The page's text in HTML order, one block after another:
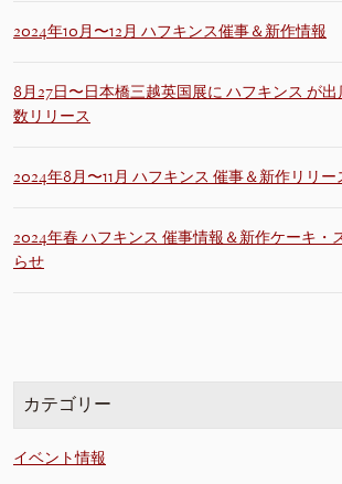
2024年10月〜12月 ハフキンス催事＆新作情報
8月27日〜日本橋三越英国展に ハフキンス が
数リリース
2024年8月〜11月 ハフキンス 催事＆新作リリー
2024年春 ハフキンス 催事情報＆新作ケーキ・
らせ
カテゴリー
イベント情報